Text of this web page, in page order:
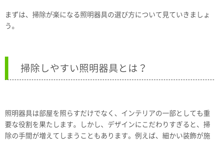
まずは、掃除が楽になる照明器具の選び方について見ていきましょ
う。
掃除しやすい照明器具とは？
照明器具は部屋を照らすだけでなく、インテリアの一部としても重
要な役割を果たします。しかし、デザインにこだわりすぎると、掃
除の手間が増えてしまうこともあります。例えば、細かい装飾が施